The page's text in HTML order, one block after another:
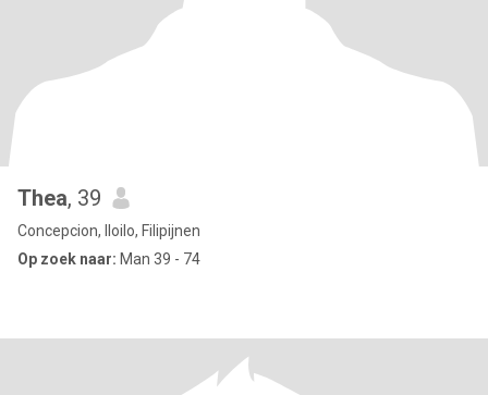
Thea, 39
Concepcion, Iloilo, Filipijnen
Op zoek naar: Man 39 - 74